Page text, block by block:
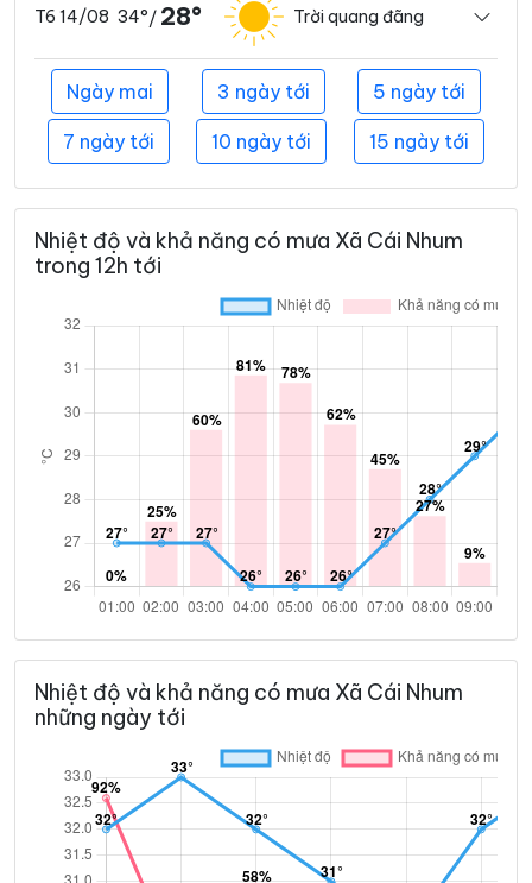
T6 14/08 34°/ 28° Trời quang đãng
Ngày mai 3 ngày tới 5 ngày tới
7 ngày tới 10 ngày tới 15 ngày tới
Nhiệt độ và khả năng có mưa Xã Cái Nhum
trong 12h tới
Nhiệt độ và khả năng có mưa Xã Cái Nhum
những ngày tới